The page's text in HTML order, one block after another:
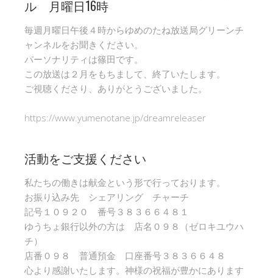
ル 月曜日16時
毎週月曜日午後４時からゆめのたね放送局グリーンチ
ャンネルをお聞きください。
パーソナリティは篠田です。
この放送は２月をもちまして、終了いたします。
ご視聴くださり、ありがとうございました。
https://www.yumenotane.jp/dreamreleaser
活動をご支援ください
私たちの働きは献金という形で行っております。
お振り込み先 シェアリング チャーチ
記号１０９２０ 番号３８３６６４８１
ゆうちょ銀行以外の方は 店名０９８（ゼロキユウハ
チ）
店番０９８ 普通預金 口座番号３８３６６４８
心より感謝いたします。神様の祝福が豊かにあります